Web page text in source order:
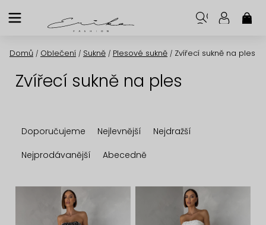
na
Domů / Oblečení / Sukně / Plesové sukně / Zvířecí sukně na ples
Zvířecí sukně na ples
a
n
Doporučujeme Nejlevnější
Nejdražší
Nejprodávanější
Abecedně